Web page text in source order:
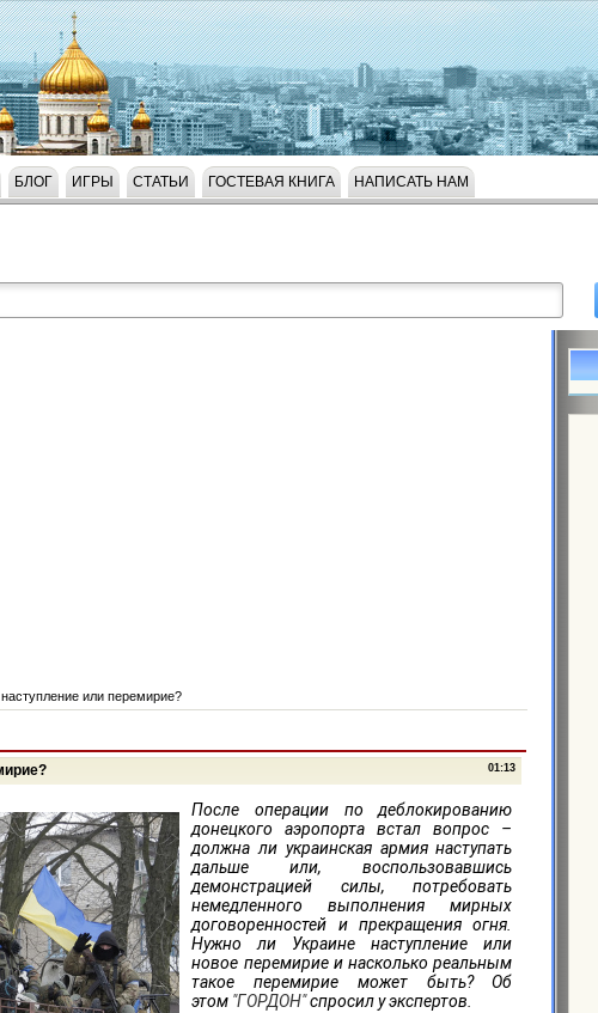
БЛОГ ИГРЫ СТАТЬИ ГОСТЕВАЯ КНИГА НАПИСАТЬ НАМ
или перемирие?
01:13
После операции по деблокированию
донецкого аэропорта встал вопрос –
должна ли украинская армия наступать
дальше или, воспользовавшись
демонстрацией силы, потребовать
немедленного выполнения мирных
договоренностей и прекращения огня.
Нужно ли Украине наступление или
новое перемирие и насколько реальным
такое перемирие может быть? Об
этом "ГОРДОН"спросил у экспертов.